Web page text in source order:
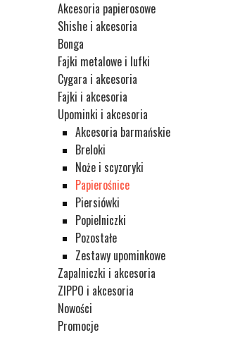
Akcesoria papierosowe
Shishe i akcesoria
Bonga
Fajki metalowe i lufki
Cygara i akcesoria
Fajki i akcesoria
Upominki i akcesoria
Akcesoria barmańskie
Breloki
Noże i scyzoryki
Papierośnice
Piersiówki
Popielniczki
Pozostałe
Zestawy upominkowe
Zapalniczki i akcesoria
ZIPPO i akcesoria
Nowości
Promocje